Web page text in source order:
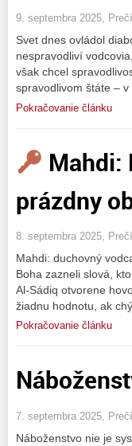
9. septembra 2025,
Svet dnes ovládol
nespravodliví
však chcel
spravodlivom štáte –
Pokračovanie článku
Mahdi:
prázdny
8. septembra 2025,
Mahdi: duchovný
Boha zazneli slová,
Al-Sádiq otvorene
žiadnu hodnotu, ak
Pokračovanie článku
7. septembra 2025,
Náboženstvo nie je